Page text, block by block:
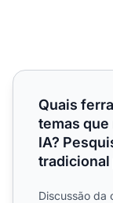
Quais
Quais
temas
IA?
tradicional
Discussão da